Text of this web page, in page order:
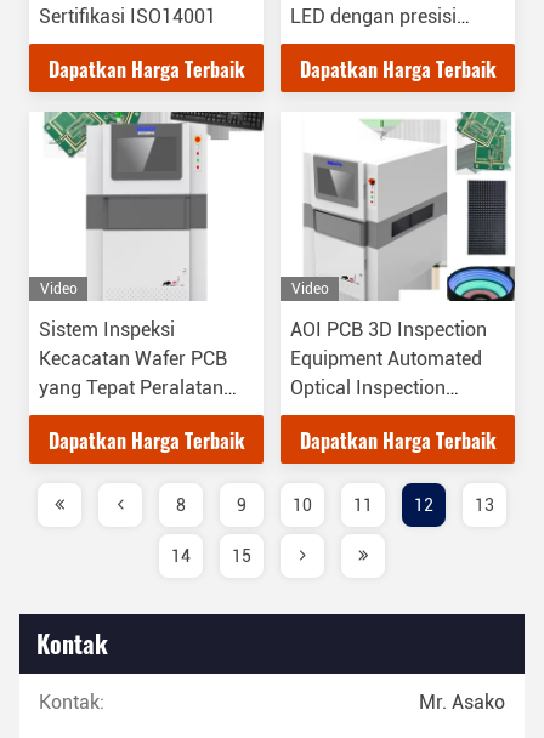
Sertifikasi ISO14001
Dapatkan Harga Terbaik
LED dengan presisi
tinggi
Dapatkan Harga Terbaik
Video
Sistem Inspeksi
Kecacatan Wafer PCB
yang Tepat Peralatan
Visi Otomatis
Dapatkan Harga Terbaik
Video
AOI PCB 3D Inspection
Equipment Automated
Optical Inspection
Produsen
Dapatkan Harga Terbaik
8 9 10 11 12 13
14 15
Kontak
Kontak: Mr. Asako